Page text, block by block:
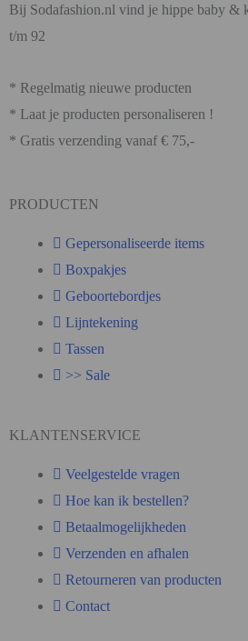
Bij Sodafashion.nl vind je hippe baby &
t/m 92
* Regelmatig nieuwe producten
* Laat je producten personaliseren !
* Gratis verzending vanaf € 75,-
PRODUCTEN
Gepersonaliseerde items
Boxpakjes
Geboortebordjes
Lijntekening
Tassen
>> Sale
KLANTENSERVICE
Veelgestelde vragen
Hoe kan ik bestellen?
Betaalmogelijkheden
Verzenden en afhalen
Retourneren van producten
Contact